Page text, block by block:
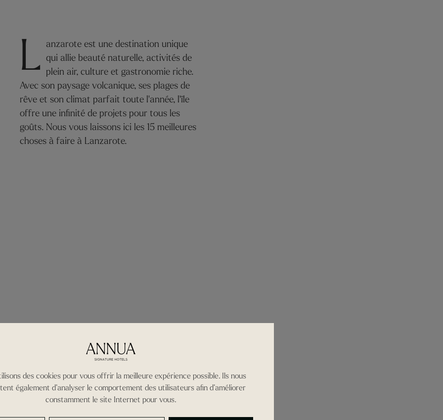
L
anzarote est une destination unique
qui allie beauté naturelle, activités de
plein air, culture et gastronomie riche.
Avec son paysage volcanique, ses plages de
rêve et son climat parfait toute l'année, l'île
offre une infinité de projets pour tous les
goûts. Nous vous laissons ici les 15 meilleures
choses à faire à Lanzarote.
des cookies pour vous offrir la meilleure expérience possible. Ils nous
également d’analyser le comportement des utilisateurs afin d’améliorer
constamment le site Internet pour vous.